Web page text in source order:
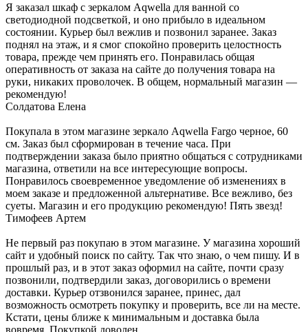
Я заказал шкаф с зеркалом Aqwella для ванной со
светодиодной подсветкой, и оно прибыло в идеальном
состоянии. Курьер был вежлив и позвонил заранее. Заказ
поднял на этаж, и я смог спокойно проверить целостность
товара, прежде чем принять его. Понравилась общая
оперативность от заказа на сайте до получения товара на
руки, никаких проволочек. В общем, нормальный магазин —
рекомендую!
Солдатова Елена
Покупала в этом магазине зеркало Aqwella Fargo черное, 60
см. Заказ был сформирован в течение часа. При
подтверждении заказа было приятно общаться с сотрудниками
магазина, ответили на все интересующие вопросы.
Понравилось своевременное уведомление об изменениях в
моем заказе и предложенной альтернативе. Все вежливо, без
суеты. Магазин и его продукцию рекомендую! Пять звезд!
Тимофеев Артем
Не первый раз покупаю в этом магазине. У магазина хороший
сайт и удобный поиск по сайту. Так что знаю, о чем пишу. И в
прошлый раз, и в этот заказ оформил на сайте, почти сразу
позвонили, подтвердили заказ, договорились о времени
доставки. Курьер отзвонился заранее, принес, дал
возможность осмотреть покупку и проверить, все ли на месте.
Кстати, цены ближе к минимальным и доставка была
вовремя. Покупкой доволен.